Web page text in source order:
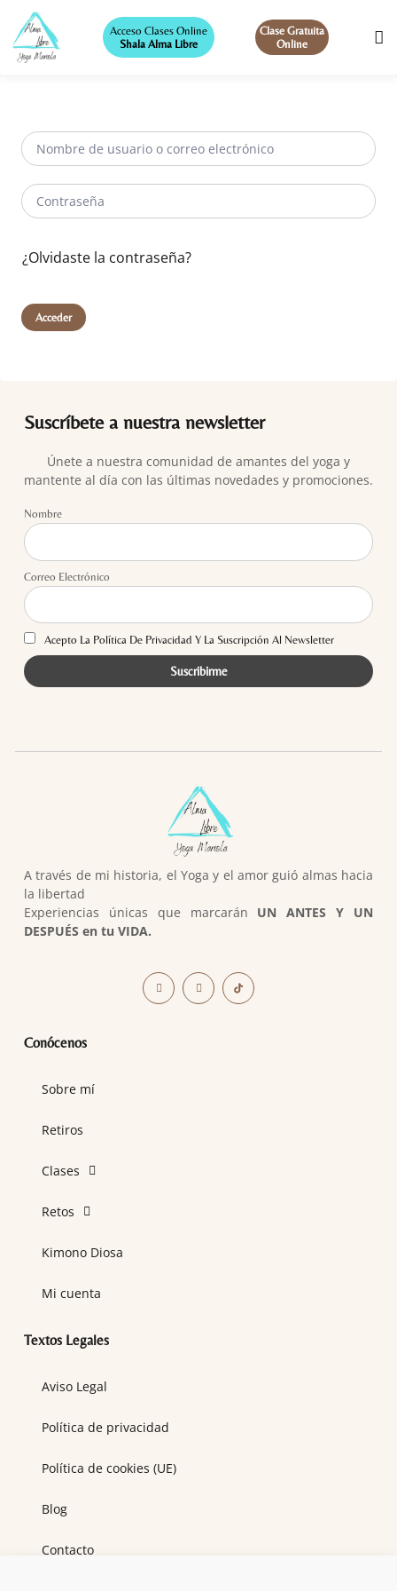
Acceso Clases Online
Shala Alma Libre
Clase Gratuita
Online
¿Olvidaste la contraseña?
Acceder
Suscríbete a nuestra newsletter
Únete a nuestra comunidad de amantes del yoga y
mantente al día con las últimas novedades y promociones.
Nombre
Correo Electrónico
Acepto La Política De Privacidad Y La Suscripción Al Newsletter
A través de mi historia, el Yoga y el amor guió almas hacia
la libertad
Experiencias únicas que marcarán UN ANTES Y UN
DESPUÉS en tu VIDA.
Conócenos
Sobre mí
Retiros
Clases
Retos
Kimono Diosa
Mi cuenta
Textos Legales
Aviso Legal
Política de privacidad
Política de cookies (UE)
Blog
Contacto